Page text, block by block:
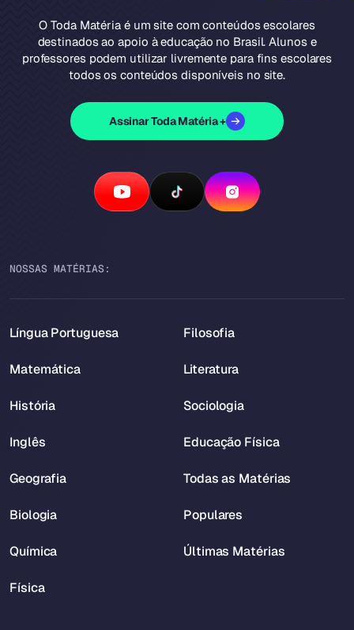
O Toda Matéria é um site com conteúdos escolares
destinados ao apoio à educação no Brasil. Alunos e
professores podem utilizar livremente para fins escolares
todos os conteúdos disponíveis no site.
Assinar Toda Matéria +
NOSSAS MATÉRIAS:
Língua Portuguesa
Matemática
História
Inglês
Geografia
Biologia
Química
Física
Filosofia
Literatura
Sociologia
Educação Física
Todas as Matérias
Populares
Últimas Matérias